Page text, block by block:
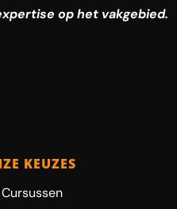
op het vakgebied.
KEUZES
Cursussen